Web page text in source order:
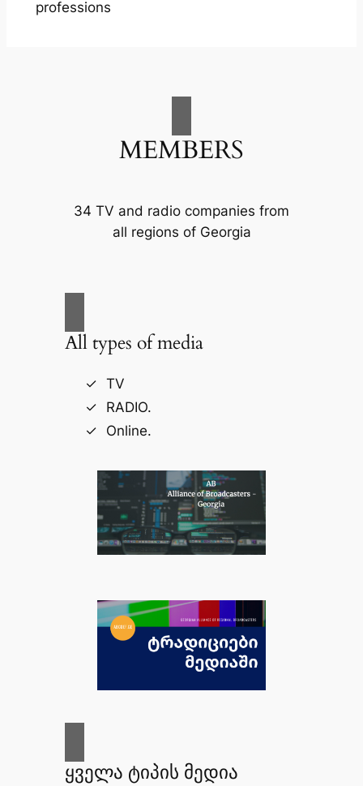
professions
MEMBERS
34 TV and radio companies from
all regions of Georgia
All types of media
TV
RADIO.
Online.
ყველა ტიპის მედია